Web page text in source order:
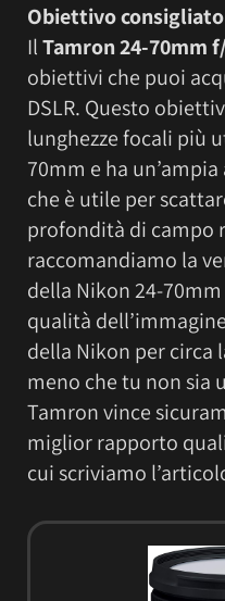
Obiettivo consigliato
IlTamron 24-70mm
obiettivi che puoi
DSLR. Questo
lunghezze focali più
70mm e ha
che è utile per
profondità di campo
raccomandiamo la
della Nikon 24-
qualità
della Nikon per circa
meno che tu non sia
Tamron vince
miglior rapporto
cui scriviamo